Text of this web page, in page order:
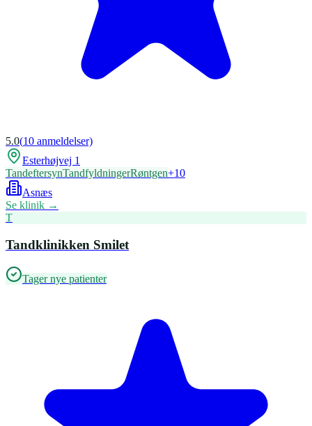
5.0(10 anmeldelser)
Esterhøjvej 1
TandeftersynTandfyldningerRøntgen+10
Asnæs
Se klinik →
T
Tandklinikken Smilet
Tager nye patienter